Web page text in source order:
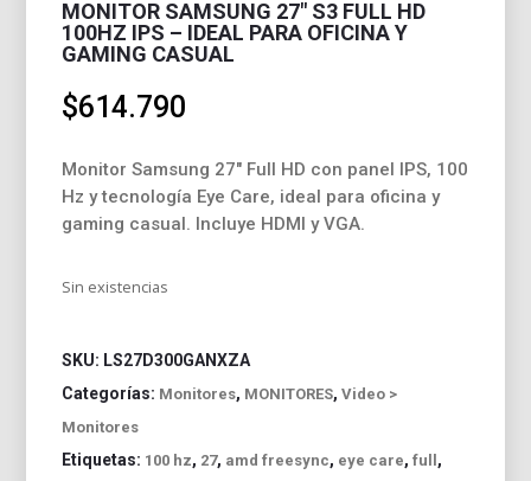
MONITOR SAMSUNG 27″ S3 FULL HD
100HZ IPS – IDEAL PARA OFICINA Y
GAMING CASUAL
$614.790
Monitor Samsung 27″ Full HD con panel IPS, 100
Hz y tecnología Eye Care, ideal para oficina y
gaming casual. Incluye HDMI y VGA.
Sin existencias
SKU: LS27D300GANXZA
Categorías: Monitores, MONITORES,Video >
Monitores
Etiquetas: 100 hz, 27, amd freesync, eye care,full,